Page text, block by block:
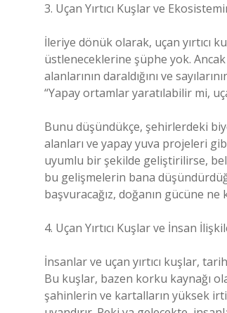
3. Uçan Yırtıcı Kuşlar ve
İleriye dönük olarak, uçan yırtıcı
üstleneceklerine şüphe yok.
alanlarının daraldığını ve
“Yapay ortamlar yaratılabilir mi,
Bunu düşündükçe, şehirlerdeki
alanları ve yapay yuva projeleri
uyumlu bir şekilde geliştirilirse,
bu gelişmelerin bana
başvuracağız, doğanın gücüne ne
4. Uçan Yırtıcı Kuşlar ve İnsan
İnsanlar ve uçan yırtıcı kuşlar,
Bu kuşlar, bazen korku kaynağı
şahinlerin ve kartalların yüksek